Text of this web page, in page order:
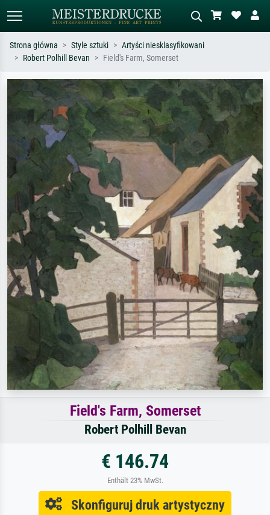
Szukaj wg artysty, tytułu lub stylu – np.
Monet, Gwiaździsta noc,
impresjonizm, fala Hokusaia, akt.
Opisz scenę – np. zielona łąka,
abstrakcja z czerwienią, ciemny olej,
stojący akt obok drzewa.
Strona główna Style sztuki
Artyści niesklasyfikowani
Robert Polhill Bevan
Field's Farm, Somerset
Field's Farm, Somerset
Robert Polhill Bevan
€ 146.74
Enthält 23% MwSt.
Skonfiguruj druk artystyczny